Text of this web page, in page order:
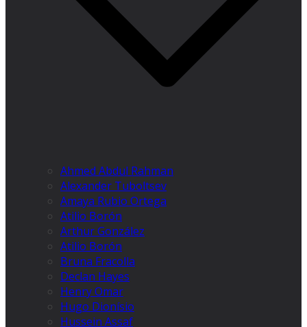
Ahmed Abdul Rahman
Alexander Tuboltsev
Amaya Rubio Ortega
Atilio Borón
Arthur González
Atilio Borón
Bruna Fracolla
Declan Hayes
Henry Omar
Hugo Dionísio
Hussein Assaf